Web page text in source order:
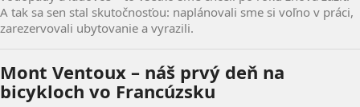
A tak sa sen stal skutočnosťou: naplánovali sme si voľno v práci,
zarezervovali ubytovanie a vyrazili.
Mont Ventoux – náš prvý deň na
bicykloch vo Francúzsku